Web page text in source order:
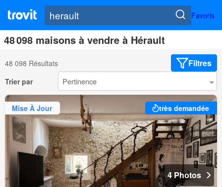
Favoris
48 098 maisons à vendre à Hérault
48 098 Résultats Filtres
Trier par
Mise À Jour très demandée
4 Photos